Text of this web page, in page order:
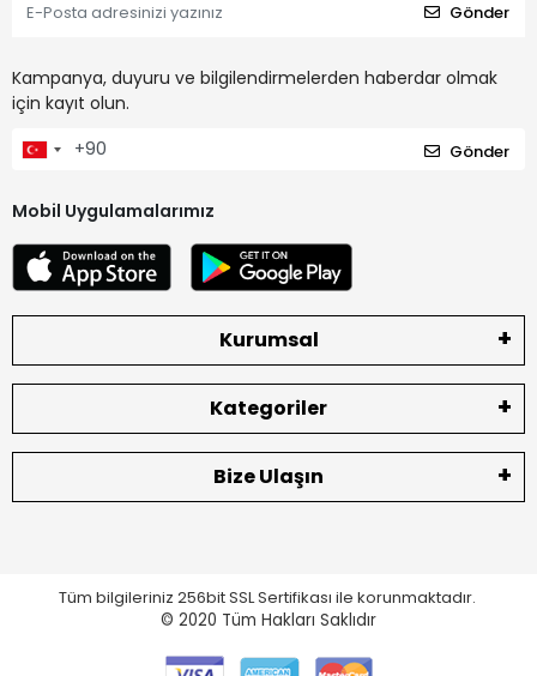
Gönder
Kampanya, duyuru ve bilgilendirmelerden haberdar olmak
için kayıt olun.
Gönder
Mobil Uygulamalarımız
Kurumsal
Kategoriler
Bize Ulaşın
Tüm bilgileriniz 256bit SSL Sertifikası ile korunmaktadır.
© 2020 Tüm Hakları Saklıdır